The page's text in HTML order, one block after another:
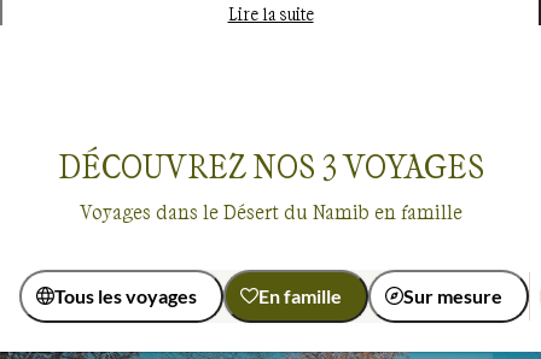
morts couleur ébène aux formes tordues complètent le
Que diront vos enfants lorsqu’ils apercevront l’un de ces rares
animaux à vivre ici, au cours de votrevoyage en famille dans
premièreWelwitchia, cette plante dégoulinant sur le sol,
vieille de centaines d’années ? Quelle sera leur surprise
Lire la suite
DÉCOUVREZ NOS 3VOYAGES
Voyages dans le Désert du Namib en famille
Tous les voyages En famille Sur mesure